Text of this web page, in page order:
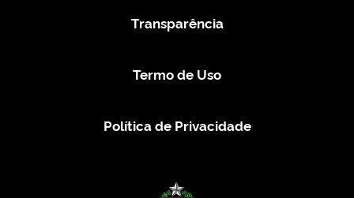
Transparência
Termo de Uso
Política de Privacidade